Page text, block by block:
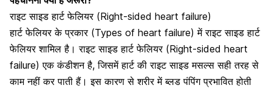
राइट साइड हार्ट फेलियर (Right-sided heart failure)
हार्ट फेलियर के प्रकार (Types of heart failure) में राइट साइड हार्ट
फेलियर शामिल है। राइट साइड हार्ट फेलियर (Right-sided heart
failure) एक कंडीशन है, जिसमें हार्ट की राइट साइड मसल्स सही तरह से
काम नहीं कर पाती हैं। इस कारण से शरीर में ब्लड पंपिंग प्रभावित होती